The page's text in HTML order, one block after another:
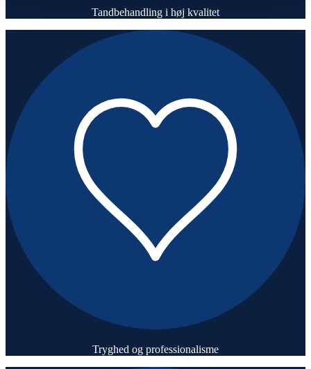
Tandbehandling i høj kvalitet
Tryghed og professionalisme